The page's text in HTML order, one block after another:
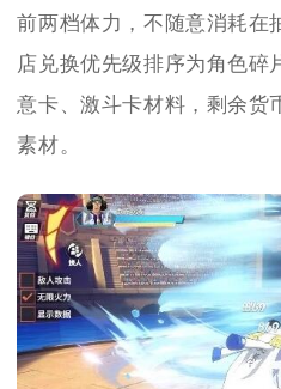
前两档体力，不随意消耗在
店兑换优先级排序为角色碎
意卡、激斗卡材料，剩余货
素材。